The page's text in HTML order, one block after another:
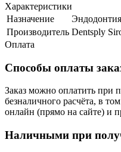
Характеристики
Назначение
Эндодонтия
Производитель Dentsply
Оплата
Способы оплаты
Заказ можно оплатить при
безналичного расчёта, в
онлайн (прямо на сайте) и
Наличными при